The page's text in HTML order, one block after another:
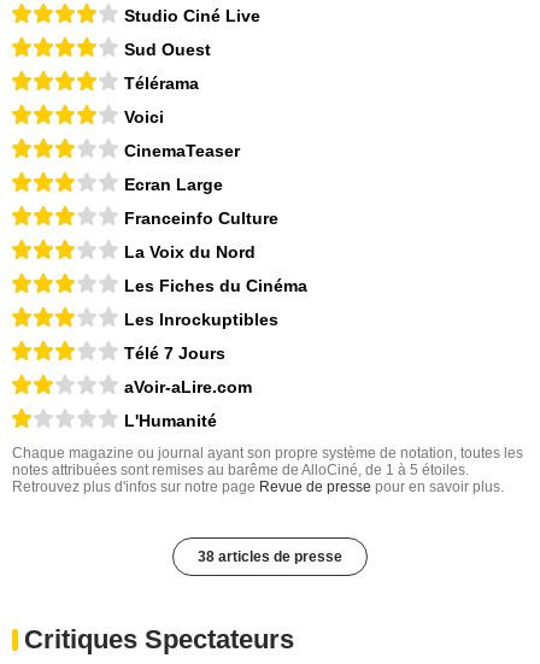
Studio Ciné Live
Sud Ouest
Télérama
Voici
CinemaTeaser
Ecran Large
Franceinfo Culture
La Voix du Nord
Les Fiches du Cinéma
Les Inrockuptibles
Télé 7 Jours
aVoir-aLire.com
L'Humanité
Chaque magazine ou journal ayant son propre système de notation, toutes les
notes attribuées sont remises au barême de AlloCiné, de 1 à 5 étoiles.
Retrouvez plus d'infos sur notre page Revue de presse pour en savoir plus.
38 articles de presse
Critiques Spectateurs